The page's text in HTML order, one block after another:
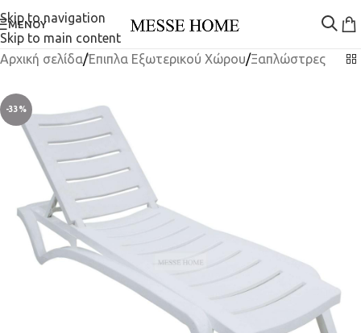
Skip to navigation
Skip to main content
ΜΕΝΟΎ
Αρχική σελίδα/Έπιπλα Εξωτερικού Χώρου/Ξαπλώστρες
-33%